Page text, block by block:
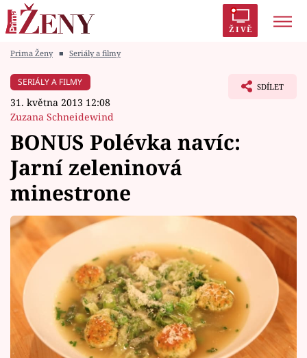
ŽIVĚ
Módní alarm
Témata
Celebrity
Vztahy
Seriály
Horoskopy
Sledujte prima+
Prima Ženy ■ Seriály a filmy
SERIÁLY A FILMY
31. května 2013 12:08
Zuzana Schneidewind
SDÍLET
BONUS Polévka navíc:
Jarní zeleninová
minestrone